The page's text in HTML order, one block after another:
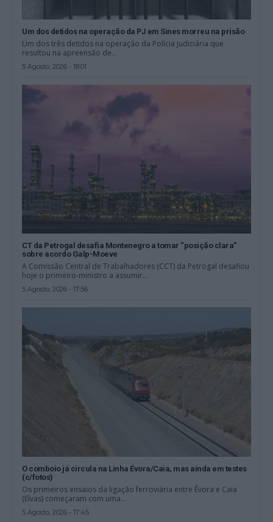
Um dos detidos na operação da PJ em Sines morreu na prisão
Um dos três detidos na operação da Polícia Judiciária que
resultou na apreensão de...
5 Agosto, 2026 - 18:01
CT da Petrogal desafia Montenegro a tomar “posição clara”
sobre acordo Galp-Moeve
A Comissão Central de Trabalhadores (CCT) da Petrogal desafiou
hoje o primeiro-ministro a assumir...
5 Agosto, 2026 - 17:56
O comboio já circula na Linha Évora/Caia, mas ainda em testes
(c/fotos)
Os primeiros ensaios da ligação ferroviária entre Évora e Caia
(Elvas) começaram com uma...
5 Agosto, 2026 - 17:45